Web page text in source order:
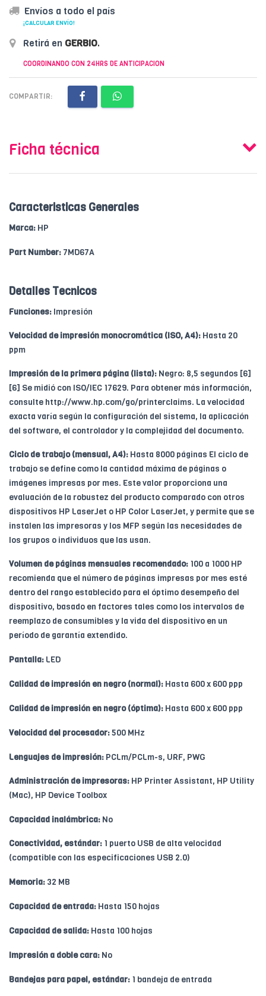
Envíos a todo el país
¡CALCULAR ENVÍO!
Retirá en GERBIO.
COORDINANDO CON 24HRS DE ANTICIPACION
COMPARTIR:
Ficha técnica
Caracteristicas Generales
Marca: HP
Part Number: 7MD67A
Detalles Tecnicos
Funciones: Impresión
Velocidad de impresión monocromática (ISO, A4): Hasta 20
ppm
Impresión de la primera página (lista): Negro: 8,5 segundos [6]
[6] Se midió con ISO/IEC 17629. Para obtener más información,
consulte http://www.hp.com/go/printerclaims. La velocidad
exacta varía según la configuración del sistema, la aplicación
del software, el controlador y la complejidad del documento.
Ciclo de trabajo (mensual, A4): Hasta 8000 páginas El ciclo de
trabajo se define como la cantidad máxima de páginas o
imágenes impresas por mes. Este valor proporciona una
evaluación de la robustez del producto comparado con otros
dispositivos HP LaserJet o HP Color LaserJet, y permite que se
instalen las impresoras y los MFP según las necesidades de
los grupos o individuos que las usan.
Volumen de páginas mensuales recomendado: 100 a 1000 HP
recomienda que el número de páginas impresas por mes esté
dentro del rango establecido para el óptimo desempeño del
dispositivo, basado en factores tales como los intervalos de
reemplazo de consumibles y la vida del dispositivo en un
período de garantía extendido.
Pantalla: LED
Calidad de impresión en negro (normal): Hasta 600 x 600 ppp
Calidad de impresión en negro (óptima): Hasta 600 x 600 ppp
Velocidad del procesador:500 MHz
Lenguajes de impresión: PCLm/PCLm-s, URF, PWG
Administración de impresoras: HP Printer Assistant, HP Utility
(Mac), HP Device Toolbox
Capacidad inalámbrica: No
Conectividad, estándar: 1 puerto USB de alta velocidad
(compatible con las especificaciones USB 2.0)
Memoria: 32 MB
Capacidad de entrada: Hasta 150 hojas
Capacidad de salida: Hasta 100 hojas
Impresión a doble cara: No
Bandejas para papel, estándar: 1 bandeja de entrada